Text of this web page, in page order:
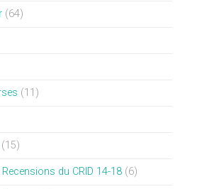
(64)
(11)
(15)
du CRID 14-18(6)